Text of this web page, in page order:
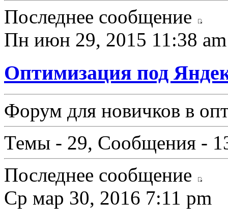
Последнее сообщение
Пн июн 29, 2015 11:38 am
Оптимизация под
Форум для новичков в
Темы - 29, Сообщения -
Последнее сообщение
Ср мар 30, 2016 7:11 pm